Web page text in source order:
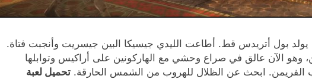
يولد بول أتريدس قط. أطاعت الليدي جيسيكا البين جيسريت وأنجبت فتاة.
وهو الآن عالق في صراع وحشي مع الهاركونين على أراكيس وتوابلها
الفريمن. ابحث عن الظلال للهروب من الشمس الحارقة. تحميل لعبة